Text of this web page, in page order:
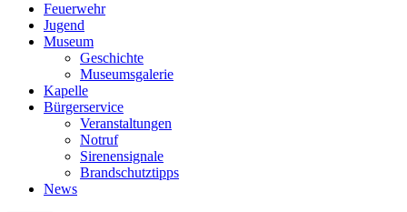
Feuerwehr
Jugend
Museum
Geschichte
Museumsgalerie
Kapelle
Bürgerservice
Veranstaltungen
Notruf
Sirenensignale
Brandschutztipps
News